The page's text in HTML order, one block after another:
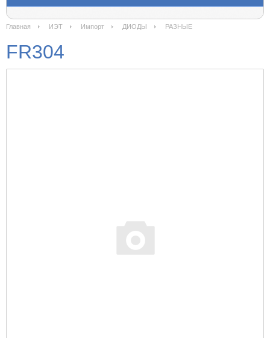
Главная ИЭТ Импорт ДИОДЫ РАЗНЫЕ
FR304